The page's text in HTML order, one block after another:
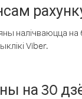
налічваюцца
Viber.
на 30